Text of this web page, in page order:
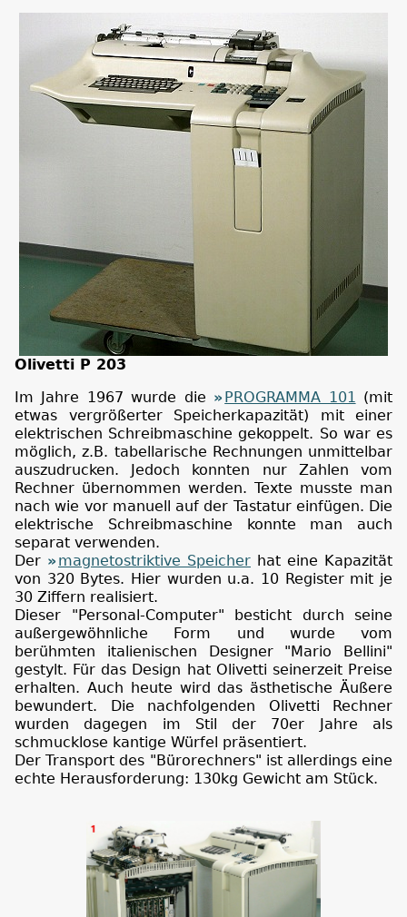
Olivetti P 203
Im Jahre 1967 wurde die
PROGRAMMA 101 (mit
etwas vergrößerter Speicherkapazität) mit einer
elektrischen Schreibmaschine gekoppelt. So war es
möglich, z.B. tabellarische Rechnungen unmittelbar
auszudrucken. Jedoch konnten nur Zahlen vom
Rechner übernommen werden. Texte musste man
nach wie vor manuell auf der Tastatur einfügen. Die
elektrische Schreibmaschine konnte man auch
separat verwenden.
Der
magnetostriktive Speicher hat eine Kapazität
von 320 Bytes. Hier wurden u.a. 10 Register mit je
30 Ziffern realisiert.
Dieser "Personal-Computer" besticht durch seine
außergewöhnliche Form und wurde vom
berühmten italienischen Designer "Mario Bellini"
gestylt. Für das Design hat Olivetti seinerzeit Preise
erhalten. Auch heute wird das ästhetische Äußere
bewundert. Die nachfolgenden Olivetti Rechner
wurden dagegen im Stil der 70er Jahre als
schmucklose kantige Würfel präsentiert.
Der Transport des "Bürorechners" ist allerdings eine
echte Herausforderung: 130kg Gewicht am Stück.